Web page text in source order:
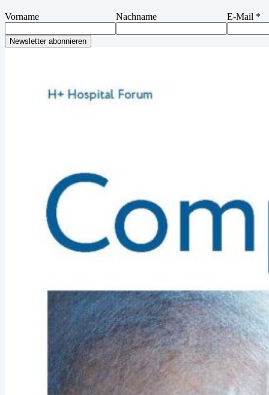
Vorname Nachname E-Mail *